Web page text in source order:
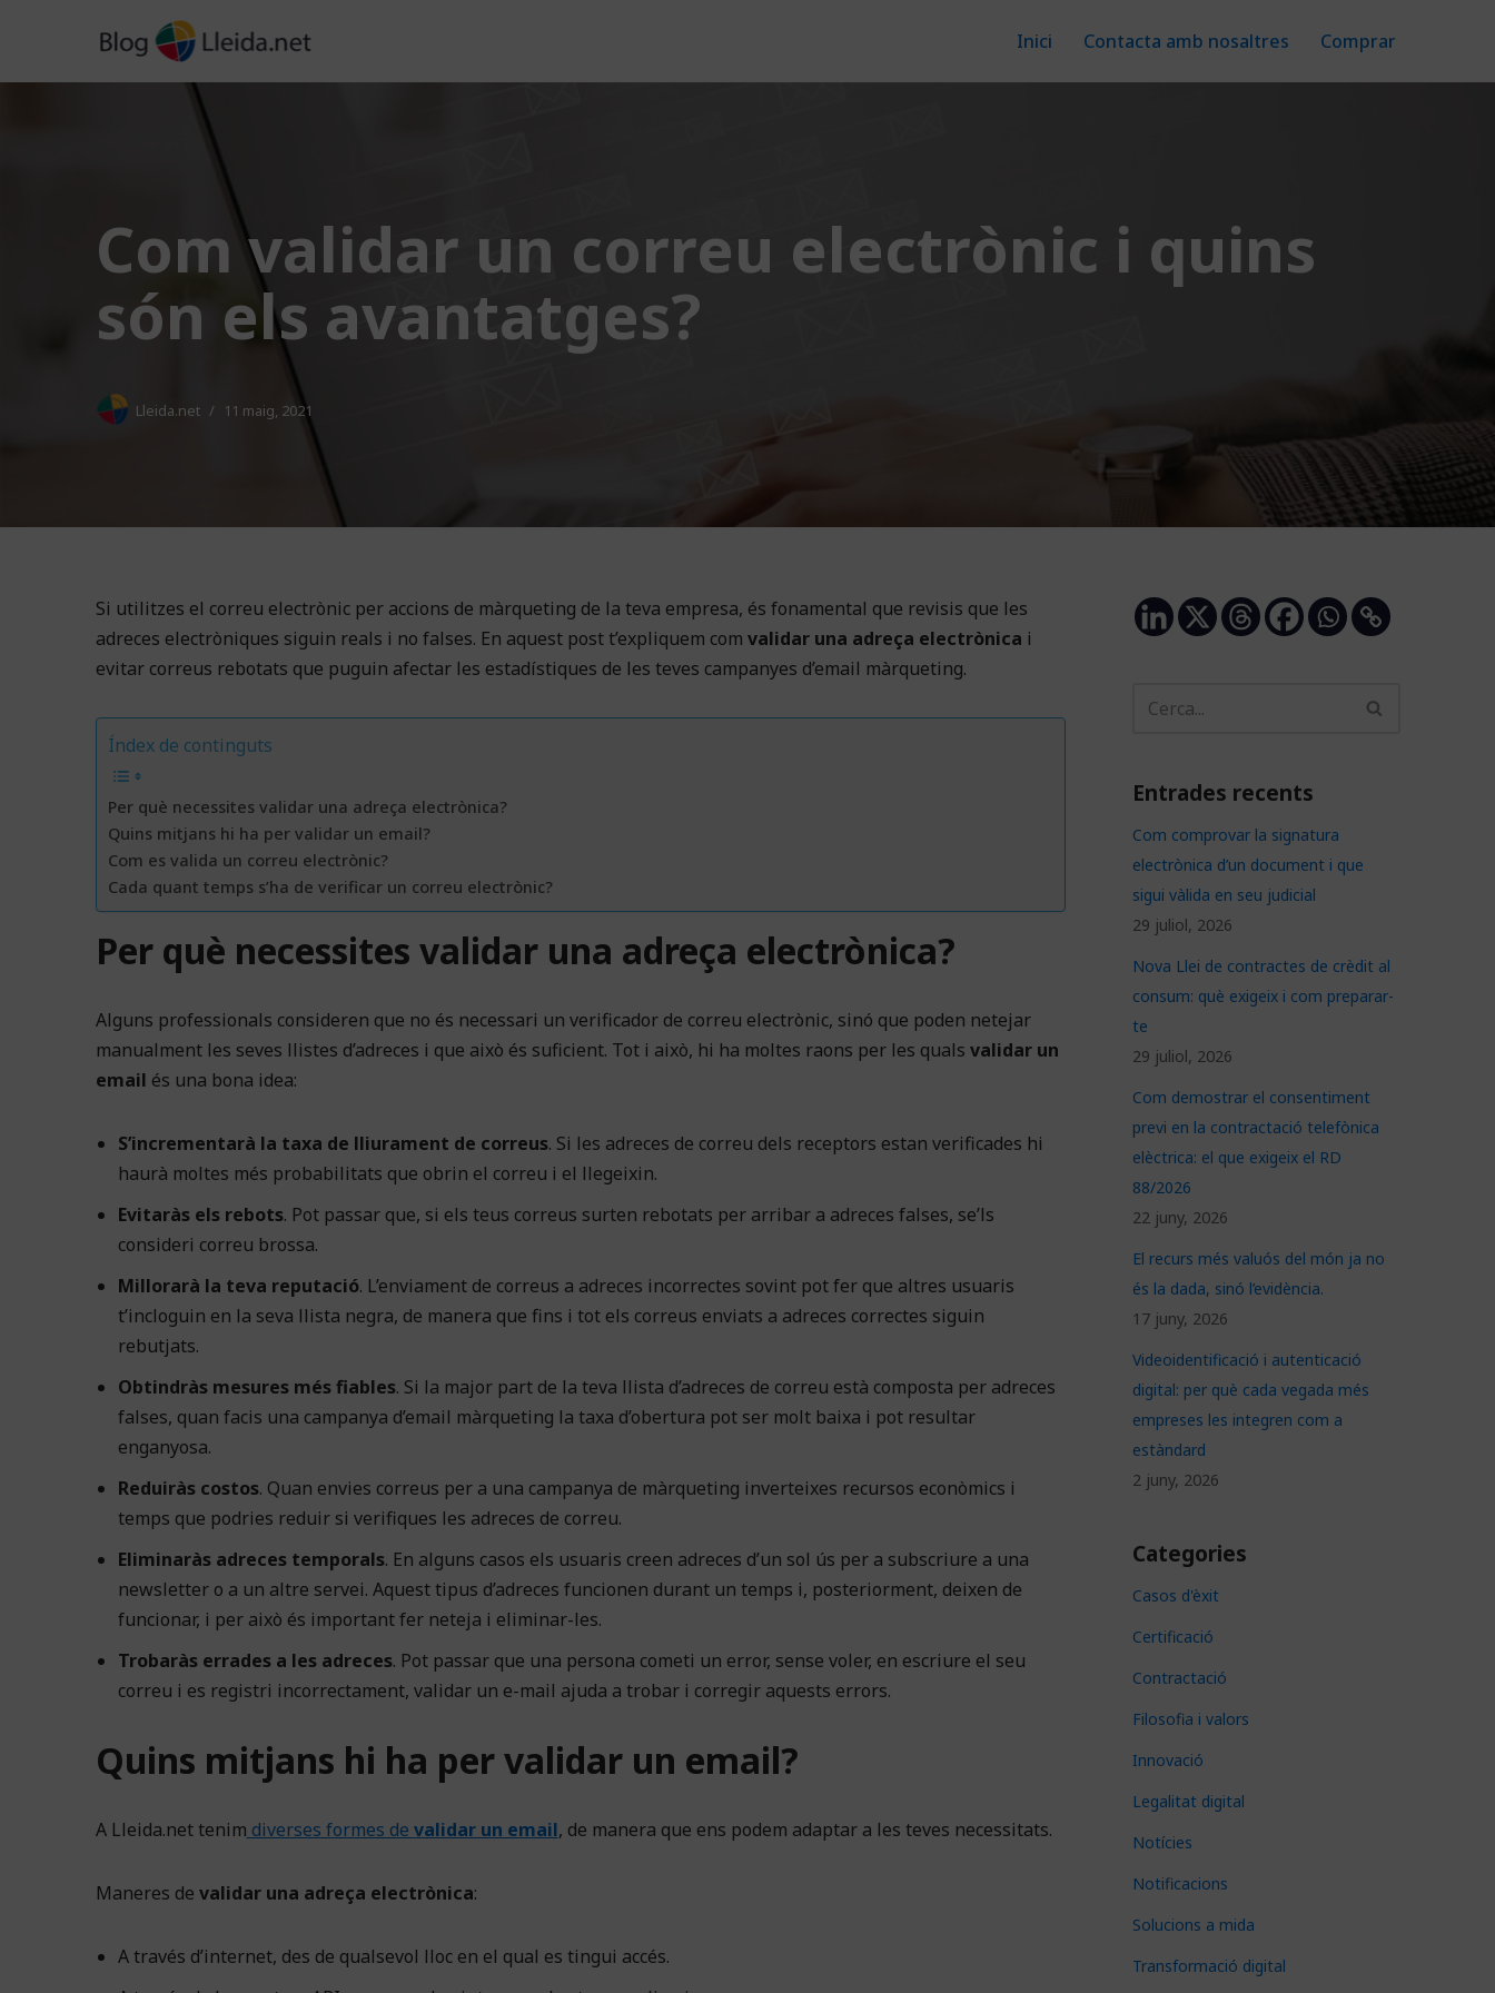
Inici Contacta amb nosaltres Comprar
Com validar un correu electrònic i quins
són els avantatges?
Lleida.net 11 maig, 2021
Si utilitzes el correu electrònic per accions de màrqueting de la teva empresa, és fonamental que revisis que les
adreces electròniques siguin reals i no falses. En aquest post t’expliquem com validar una adreça electrònica i
evitar correus rebotats que puguin afectar les estadístiques de les teves campanyes d’email màrqueting.
Índex de continguts
Per què necessites validar una adreça electrònica?
Quins mitjans hi ha per validar un email?
Com es valida un correu electrònic?
Cada quant temps s’ha de verificar un correu electrònic?
Per què necessites validar una adreça electrònica?
Alguns professionals consideren que no és necessari un verificador de correu electrònic, sinó que poden netejar
manualment les seves llistes d’adreces i que això és suficient. Tot i això, hi ha moltes raons per les quals validar un
email és una bona idea:
S’incrementarà la taxa de lliurament de correus. Si les adreces de correu dels receptors estan verificades hi
haurà moltes més probabilitats que obrin el correu i el llegeixin.
Evitaràs els rebots. Pot passar que, si els teus correus surten rebotats per arribar a adreces falses, se’ls
consideri correu brossa.
Millorarà la teva reputació. L’enviament de correus a adreces incorrectes sovint pot fer que altres usuaris
t’incloguin en la seva llista negra, de manera que fins i tot els correus enviats a adreces correctes siguin
rebutjats.
Obtindràs mesures més fiables. Si la major part de la teva llista d’adreces de correu està composta per adreces
falses, quan facis una campanya d’email màrqueting la taxa d’obertura pot ser molt baixa i pot resultar
enganyosa.
Reduiràs costos. Quan envies correus per a una campanya de màrqueting inverteixes recursos econòmics i
temps que podries reduir si verifiques les adreces de correu.
Eliminaràs adreces temporals. En alguns casos els usuaris creen adreces d’un sol ús per a subscriure a una
newsletter o a un altre servei. Aquest tipus d’adreces funcionen durant un temps i, posteriorment, deixen de
funcionar, i per això és important fer neteja i eliminar-les.
Trobaràs errades a les adreces. Pot passar que una persona cometi un error, sense voler, en escriure el seu
correu i es registri incorrectament, validar un e-mail ajuda a trobar i corregir aquests errors.
Quins mitjans hi ha per validar un email?
A Lleida.net tenim diverses formes de validar un email, de manera que ens podem adaptar a les teves necessitats.
Maneres de validar una adreça electrònica:
A través d’internet, des de qualsevol lloc en el qual es tingui accés.
Entrades recents
Com comprovar la signatura
electrònica d’un document i que
sigui vàlida en seu judicial
29 juliol, 2026
Nova Llei de contractes de crèdit al
consum: què exigeix i com preparar-
te
29 juliol, 2026
Com demostrar el consentiment
previ en la contractació telefònica
elèctrica: el que exigeix el RD
88/2026
22 juny, 2026
El recurs més valuós del món ja no
és la dada, sinó l’evidència.
17 juny, 2026
Videoidentificació i autenticació
digital: per què cada vegada més
empreses les integren com a
estàndard
2 juny, 2026
Categories
Casos d'èxit
Certificació
Contractació
Filosofia i valors
Innovació
Legalitat digital
Notícies
Notificacions
Solucions a mida
Transformació digital